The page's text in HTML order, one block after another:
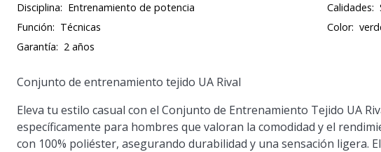
Disciplina: Entrenamiento de potencia Calidades:
Función: Técnicas Color:
Garantía: 2 años
Conjunto de entrenamiento tejido UA Rival
Eleva tu estilo casual con el Conjunto de Entrenamiento Tejido UA
específicamente para hombres que valoran la comodidad y el
con 100% poliéster, asegurando durabilidad y una sensación ligera.